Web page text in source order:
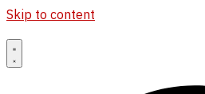
Skip to content